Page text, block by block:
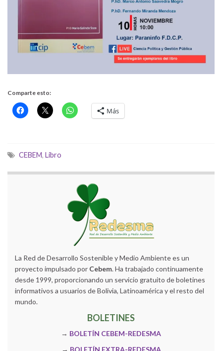
Comparte esto:
Más
CEBEM, Libro
La Red de Desarrollo Sostenible y Medio Ambiente es un
proyecto impulsado por Cebem. Ha trabajado continuamente
desde 1999, proporcionando un servicio gratuito de boletines
informativos a usuarios de Bolivia, Latinoamérica y el resto del
mundo.
BOLETINES
→ BOLETÍN CEBEM-REDESMA